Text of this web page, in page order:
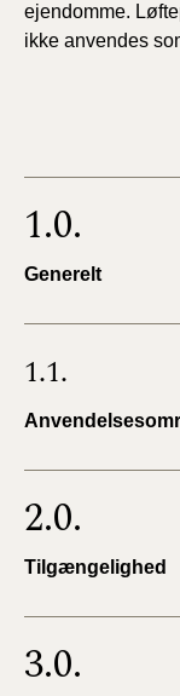
ejendomme.
ikke anvendes
1.0.
Generelt
1.1.
2.0.
Tilgængelighed
3.0.